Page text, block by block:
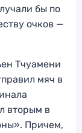
бы по
очков —
Тчуамени
мяч в
вторым в
Причем,